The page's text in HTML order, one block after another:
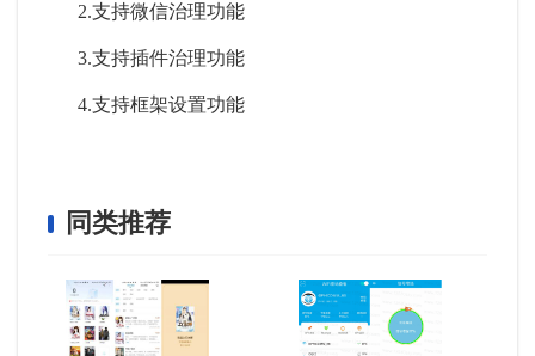
2.支持微信治理功能
3.支持插件治理功能
4.支持框架设置功能
同类推荐